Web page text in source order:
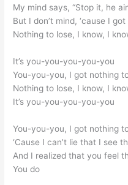
My mind says, “Stop it, he
But I don’t mind, ‘cause I
Nothing to lose, I know, I
It’s you-you-you-you-you
You-you-you, I got nothing
Nothing to lose, I know, I
It’s you-you-you-you-you
You-you-you, I got nothing
‘Cause I can’t lie that I see
And I realized that you feel
You do